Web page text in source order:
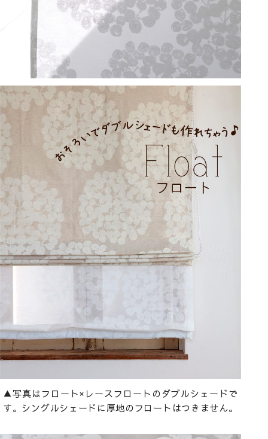
▲写真はフロート×レースフロートのダブルシェードで
す。シングルシェードに厚地のフロートはつきません。